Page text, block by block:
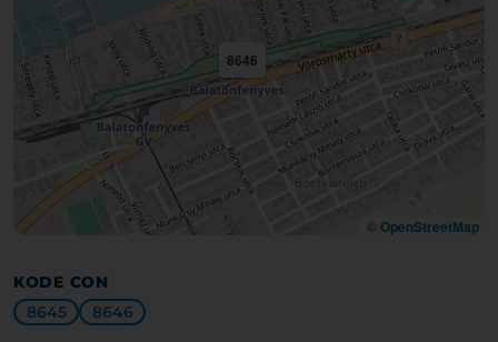
8646
© OpenStreetMap
KODE CON
8645
8646